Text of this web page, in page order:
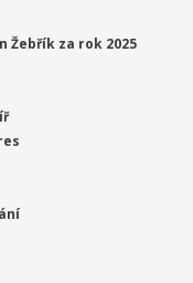
Žebřík za rok 2025